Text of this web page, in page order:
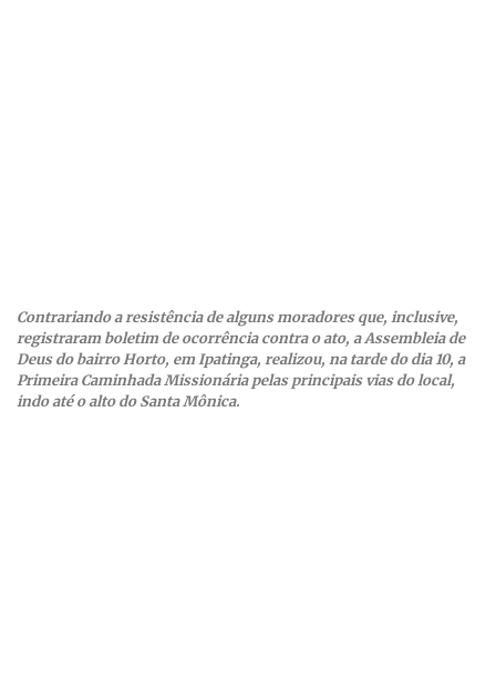
Contrariando a resistência de alguns moradores que, inclusive,
registraram boletim de ocorrência contra o ato, a Assembleia de
Deus do bairro Horto, em Ipatinga, realizou, na tarde do dia 10, a
Primeira Caminhada Missionária pelas principais vias do local,
indo até o alto do Santa Mônica.